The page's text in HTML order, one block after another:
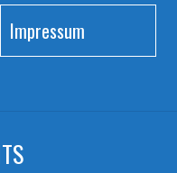
Impressum